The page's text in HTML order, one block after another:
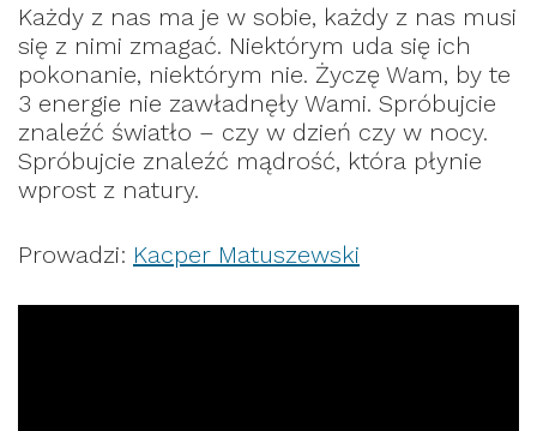
Każdy z nas ma je w sobie, każdy z nas musi
się z nimi zmagać. Niektórym uda się ich
pokonanie, niektórym nie. Życzę Wam, by te
3 energie nie zawładnęły Wami. Spróbujcie
znaleźć światło – czy w dzień czy w nocy.
Spróbujcie znaleźć mądrość, która płynie
wprost z natury.
Prowadzi: Kacper Matuszewski